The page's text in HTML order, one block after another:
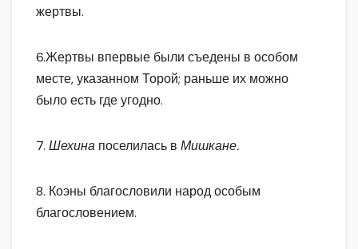
жертвы.
6.Жертвы впервые были съедены в особом
месте, указанном Торой; раньше их можно
было есть где угодно.
7. Шехина поселилась в Мишкане.
8. Коэны благословили народ особым
благословением.